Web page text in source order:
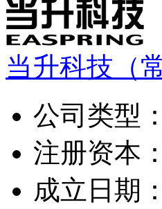
当升科技（
公司类型：
注册资本：
成立日期：